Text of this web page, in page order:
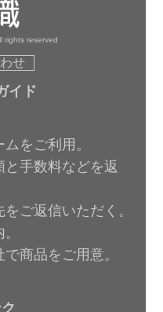
rights reserved
せ
イド
をご利用。
手数料などを返
ご返信いただく。
商品をご用意。